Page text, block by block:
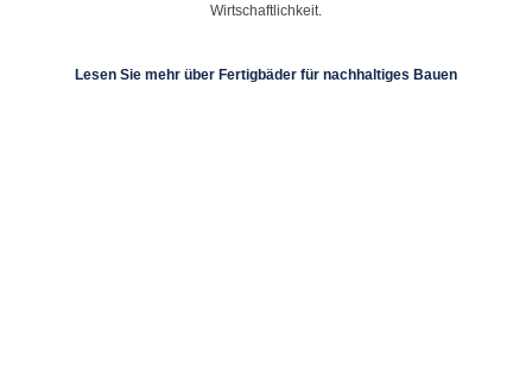
Wirtschaftlichkeit.
Lesen Sie mehr über Fertigbäder für nachhaltiges Bauen